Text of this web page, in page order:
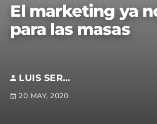
El marketing ya
para las masas
LUIS SERGIO MORA PEÑA
20 MAY, 2020